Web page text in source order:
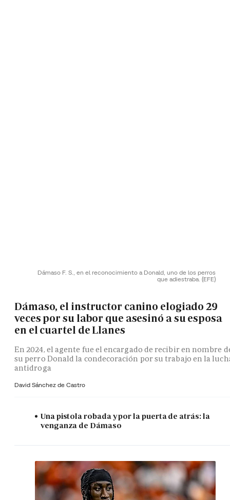
Dámaso F. S., en el reconocimiento a Donald, uno de los perros
que adiestraba. (EFE)
Dámaso, el instructor canino elogiado 29
veces por su labor que asesinó a su esposa
en el cuartel de Llanes
En 2024, el agente fue el encargado de recibir en nombre
su perro Donald la condecoración por su trabajo en la
antidroga
David Sánchez de Castro
Una pistola robada y por la puerta de atrás: la
venganza de Dámaso